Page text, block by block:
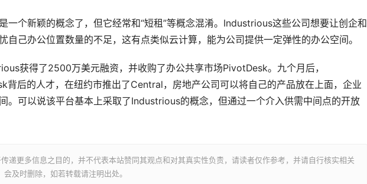
个新颖的概念了，但它经常和“短租”等概念混淆。Industrious这些公司想要让创企和
自己办公位置数量的不足，这有点类似云计算，能为公司提供一定弹性的办公空间。
获得了2500万美元融资，并收购了办公共享市场PivotDesk。九个月后，
背后的人才，在纽约市推出了Central，房地产公司可以将自己的产品放在上面，企业
。可以说该平台基本上采取了Industrious的概念，但通过一个介入供需中间点的开放
递更多信息之目的，并不代表本站赞同其观点和对其真实性负责，请读者仅作参考，并请自行核实相关
及时删除，如若转载请注明出处。